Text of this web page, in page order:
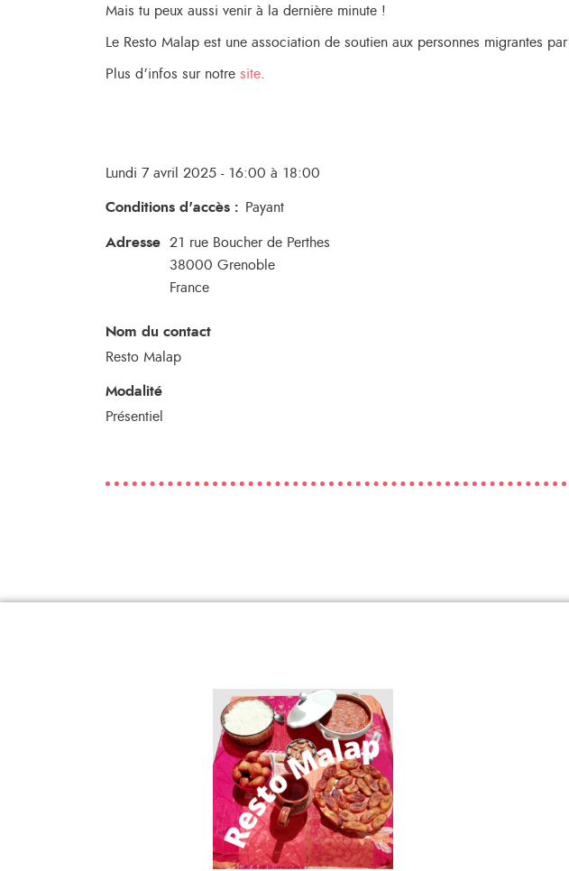
Mais tu peux aussi venir à la dernière minute !
Le Resto Malap est une association de soutien aux personnes migrantes
Plus d’infos sur notre site
Lundi 7 avril 2025 - 16:00 à 18:00
Conditions d'accès : Payant
Adresse
21 rue Boucher de Perthes
38000 Grenoble
France
Nom du contact
Resto Malap
Modalité
Présentiel